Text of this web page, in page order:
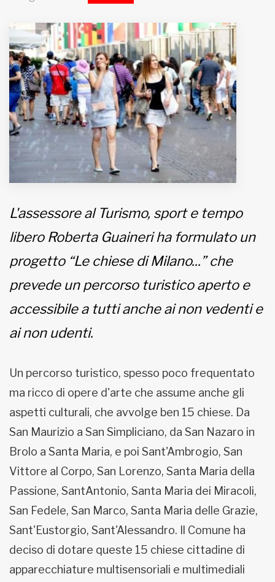
MUNICIPI
Inviateci le vostre segnalazioni
Iscriviti alla newsletter
www.viveremilano.info
Fondato e diretto da Enzo De
Imbonati, 89 20159 Milano (Italia)
L'assessore al Turismo, sport e tempo
libero Roberta Guaineri ha formulato un
progetto “Le chiese di Milano...” che
prevede un percorso turistico aperto e
accessibile a tutti anche ai non vedenti e
ai non udenti.
Un percorso turistico, spesso poco frequentato
ma ricco di opere d'arte che assume anche gli
aspetti culturali, che avvolge ben 15 chiese. Da
San Maurizio a San Simpliciano, da San Nazaro in
Brolo a Santa Maria, e poi Sant'Ambrogio, San
Vittore al Corpo, San Lorenzo, Santa Maria della
Passione, SantAntonio, Santa Maria dei Miracoli,
San Fedele, San Marco, Santa Maria delle Grazie,
Sant'Eustorgio, Sant'Alessandro. Il Comune ha
deciso di dotare queste 15 chiese cittadine di
apparecchiature multisensoriali e multimediali